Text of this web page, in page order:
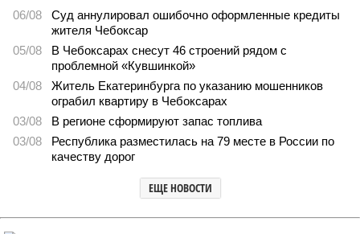
06/08
Суд аннулировал ошибочно оформленные кредиты
жителя Чебоксар
05/08
В Чебоксарах снесут 46 строений рядом с
проблемной «Кувшинкой»
04/08
Житель Екатеринбурга по указанию мошенников
ограбил квартиру в Чебоксарах
03/08
В регионе сформируют запас топлива
03/08
Республика разместилась на 79 месте в России по
качеству дорог
ЕЩЕ НОВОСТИ